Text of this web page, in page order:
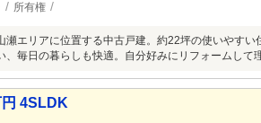
所有権
瀬エリアに位置する中古戸建。約22坪の使いやす
、毎日の暮らしも快適。自分好みにリフォームして
4SLDK